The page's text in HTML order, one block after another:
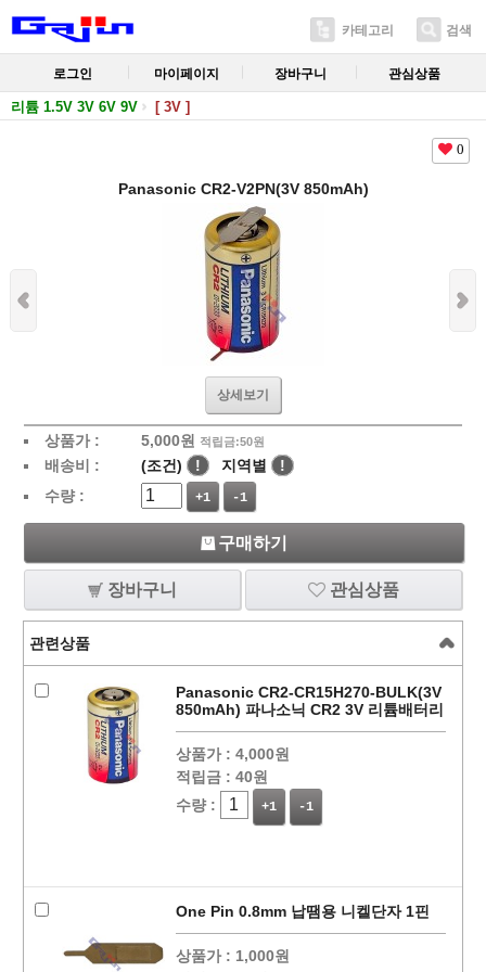
카테고리 검색
로그인 마이페이지 장바구니 관심상품
리튬 1.5V 3V 6V 9V [ 3V ]
0
Panasonic CR2-V2PN(3V 850mAh)
상세보기
상품가 : 5,000원 적립금:50원
배송비 : (조건) ! 지역별
!
수량 :
+1 -1
구매하기
장바구니 관심상품
관련상품
Panasonic CR2-CR15H270-BULK(3V
850mAh) 파나소닉 CR2 3V 리튬배터리
상품가 : 4,000원
적립금 : 40원
수량 :
+1 -1
One Pin 0.8mm 납땜용 니켈단자 1핀
상품가 : 1,000원